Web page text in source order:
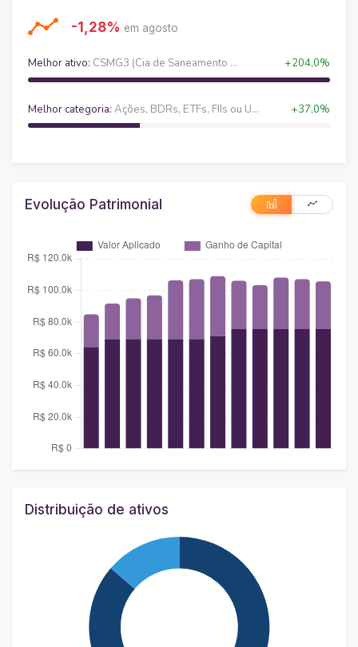
-1,28% em agosto
Melhor ativo: CSMG3 (Cia de Saneamento de Minas Ger) +204,0%
Melhor categoria: Ações, BDRs, ETFs, FIIs ou Units +37,0%
Evolução Patrimonial
Distribuição de ativos